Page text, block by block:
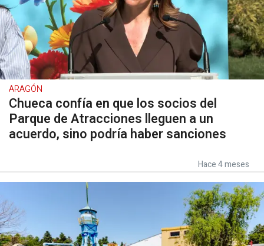
ARAGÓN
Chueca confía en que los socios del
Parque de Atracciones lleguen a un
acuerdo, sino podría haber sanciones
Hace 4 meses